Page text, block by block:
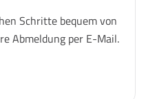
Schritte bequem von
Abmeldung per E-Mail.